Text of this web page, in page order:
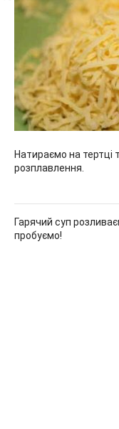
Натираємо на тертці
розплавлення.
Гарячий суп
пробуємо!